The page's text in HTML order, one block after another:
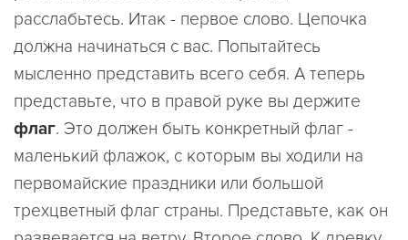
расслабьтесь. Итак - первое слово. Цепочка
должна начинаться с вас. Попытайтесь
мысленно представить всего себя. А теперь
представьте, что в правой руке вы держите
флаг. Это должен быть конкретный флаг -
маленький флажок, с которым вы ходили на
первомайские праздники или большой
трехцветный флаг страны. Представьте, как он